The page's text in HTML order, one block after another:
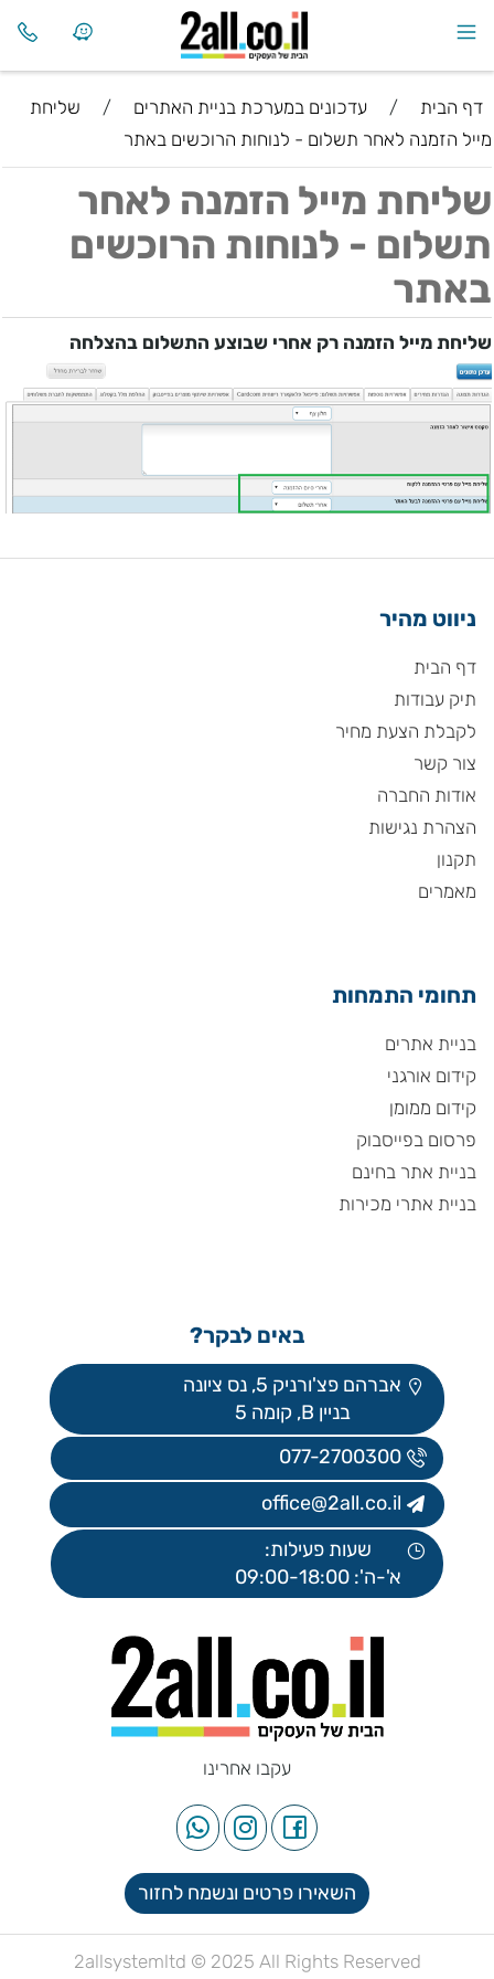
דף הבית / עדכונים במערכת בניית האתרים /
שליחת
מייל הזמנה לאחר תשלום - לנוחות הרוכשים באתר
שליחת מייל הזמנה לאחר
תשלום - לנוחות הרוכשים
באתר
שליחת מייל הזמנה רק אחרי שבוצע התשלום בהצלחה
ניווט מהיר
דף הבית
תיק עבודות
לקבלת הצעת מחיר
צור קשר
אודות החברה
הצהרת נגישות
תקנון
מאמרים
תחומי התמחות
בניית אתרים
קידום אורגני
קידום ממומן
פרסום בפייסבוק
בניית אתר בחינם
בניית אתרי מכירות
באים לבקר?
אברהם פצ'ורניק 5, נס ציונה
בניין B, קומה 5
077-2700300
office@2all.co.il
שעות פעילות:
א'-ה': 09:00-18:00
עקבו אחרינו
השאירו פרטים ונשמח לחזור
2allsystemltd © 2025 All Rights Reserved